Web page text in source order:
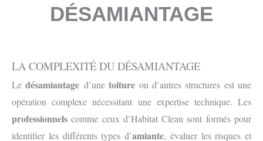
DÉSAMIANTAGE
LA COMPLEXITÉ DU DÉSAMIANTAGE
Ledésamiantage d’unetoiture ou d’autres structures est une
opération complexe nécessitant une expertise technique. Les
professionnels comme ceux d’Habitat Clean sont formés pour
identifier les différents types d’amiante, évaluer les risques et